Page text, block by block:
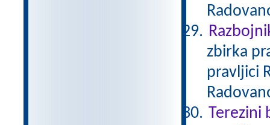
zbirka
pravljici
Terezini